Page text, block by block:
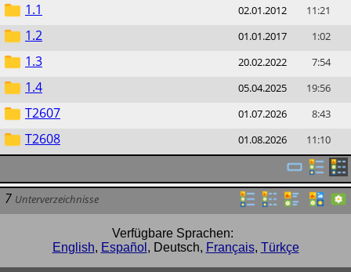
1.1 02.01.2012 11:21
1.2 01.01.2017 1:02
1.3 20.02.2022 7:54
1.4 05.04.2025 19:56
T2607 01.07.2026 8:43
T2608 01.08.2026 11:10
7 Unterverzeichnisse
Verfügbare Sprachen:
English, Español , Deutsch, Français, Türkçe